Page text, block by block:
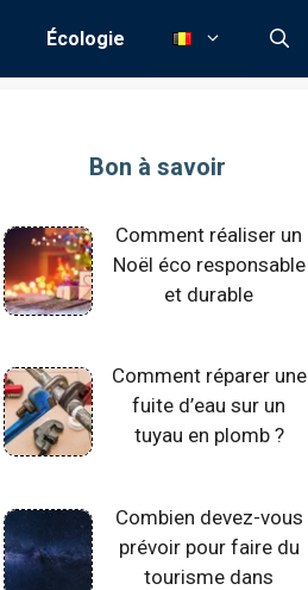
Écologie
Bon à savoir
Comment réaliser un
Noël éco responsable
et durable
Comment réparer une
fuite d’eau sur un
tuyau en plomb ?
Combien devez-vous
prévoir pour faire du
tourisme dans